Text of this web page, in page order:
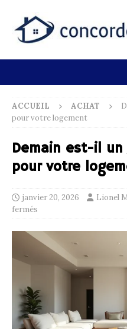
ACCUEIL ACHAT
pour votre logement
Demain est-il un
pour votre
janvier 20, 2026 Lionel
fermés